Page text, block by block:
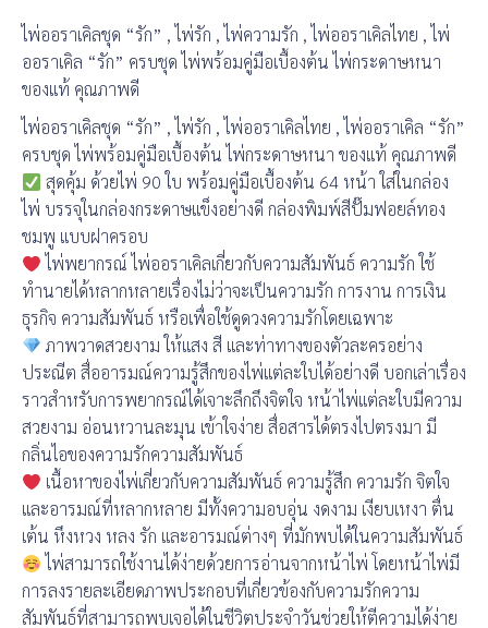
ไพ่ออราเคิลชุด “รัก” , ไพ่รัก , ไพ่ความรัก , ไพ่ออราเคิลไทย , ไพ่
ออราเคิล “รัก” ครบชุด ไพ่พร้อมคู่มือเบื้องต้น ไพ่กระดาษหนา
ของแท้ คุณภาพดี
ไพ่ออราเคิลชุด “รัก” , ไพ่รัก , ไพ่ออราเคิลไทย , ไพ่ออราเคิล “รัก”
ครบชุด ไพ่พร้อมคู่มือเบื้องต้น ไพ่กระดาษหนา ของแท้ คุณภาพดี
สุดคุ้ม ด้วยไพ่ 90 ใบ พร้อมคู่มือเบื้องต้น 64 หน้า ใส่ในกล่อง
ไพ่ บรรจุในกล่องกระดาษแข็งอย่างดี กล่องพิมพ์สีปั๊มฟอยล์ทอง
ชมพู แบบฝาครอบ
ไพ่พยากรณ์ ไพ่ออราเคิลเกี่ยวกับความสัมพันธ์ ความรัก ใช้
ทำนายได้หลากหลายเรื่องไม่ว่าจะเป็นความรัก การงาน การเงิน
ธุรกิจ ความสัมพันธ์ หรือเพื่อใช้ดูดวงความรักโดยเฉพาะ
ภาพวาดสวยงาม ให้แสง สี และท่าทางของตัวละครอย่าง
ประณีต สื่ออารมณ์ความรู้สึกของไพ่แต่ละใบได้อย่างดี บอกเล่าเรื่อง
ราวสำหรับการพยากรณ์ได้เจาะลึกถึงจิตใจ หน้าไพ่แต่ละใบมีความ
สวยงาม อ่อนหวานละมุน เข้าใจง่าย สื่อสารได้ตรงไปตรงมา มี
กลิ่นไอของความรักความสัมพันธ์
เนื้อหาของไพ่เกี่ยวกับความสัมพันธ์ ความรู้สึก ความรัก จิตใจ
และอารมณ์ที่หลากหลาย มีทั้งความอบอุ่น งดงาม เงียบเหงา ตื่น
เต้น หึงหวง หลง รัก และอารมณ์ต่างๆ ที่มักพบได้ในความสัมพันธ์
ไพ่สามารถใช้งานได้ง่ายด้วยการอ่านจากหน้าไพ่ โดยหน้าไพ่มี
การลงรายละเอียดภาพประกอบที่เกี่ยวข้องกับความรักความ
สัมพันธ์ที่สามารถพบเจอได้ในชีวิตประจำวันช่วยให้ตีความได้ง่าย